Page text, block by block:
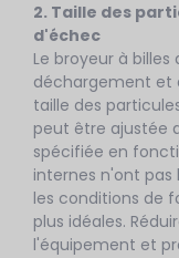
2. Taille des
d'échec
Le broyeur à
déchargement et
taille des
peut être ajustée
spécifiée en
internes n'ont pas
les conditions de
plus idéales.
l'équipement et